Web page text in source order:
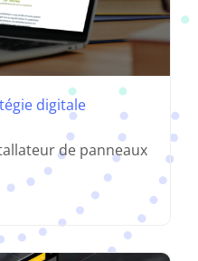
digitale
de panneaux
et intégration
pour Dome Solar